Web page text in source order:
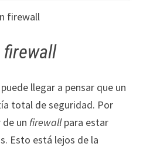
firewall
firewall
llegar a pensar que un
total de seguridad. Por
un firewallpara estar
Esto está lejos de la